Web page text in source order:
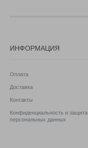
ИНФОРМАЦИЯ
Оплата
Доставка
Контакты
Конфиденциальность и защита
персональных данных